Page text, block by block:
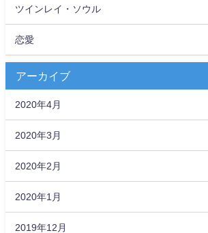
ツインレイ・ソウル
恋愛
アーカイブ
2020年4月
2020年3月
2020年2月
2020年1月
2019年12月